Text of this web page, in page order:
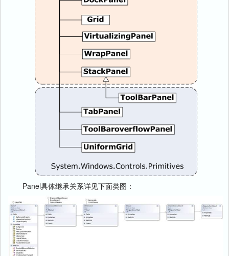
Panel具体继承关系详见下面类图：